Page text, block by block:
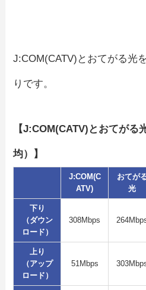
J:COM(CATV)とおてがる光
りです。
【J:COM(CATV)とおてがる
均）】
J:COM(C
ATV)
おてが
光
下り
（ダウン
ロード）
308Mbps
上り
（アップ
ロード）
51Mbps